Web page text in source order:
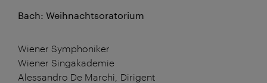
Bach: Weihnachtsoratorium
Wiener Symphoniker
Wiener Singakademie
Alessandro De Marchi, Dirigent